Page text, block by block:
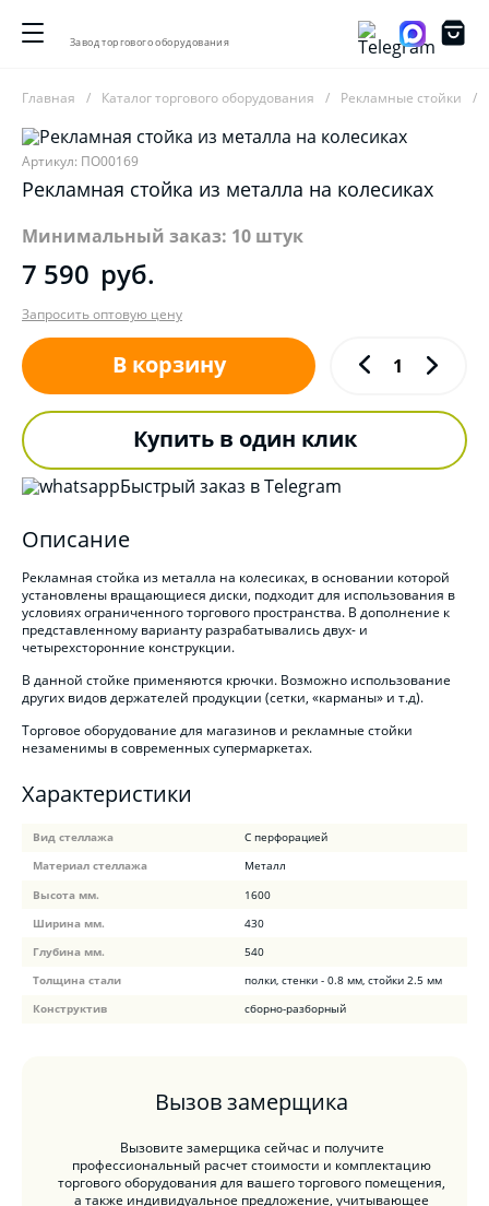
Завод торгового оборудования
Главная Каталог торгового оборудования Рекламные стойки
Артикул: ПО00169
Рекламная стойка из металла на колесиках
Минимальный заказ: 10 штук
7 590 руб.
Запросить оптовую цену
В корзину
Купить в один клик
Быстрый заказ в Telegram
Описание
Рекламная стойка из металла на колесиках, в основании которой
установлены вращающиеся диски, подходит для использования в
условиях ограниченного торгового пространства. В дополнение к
представленному варианту разрабатывались двух- и
четырехсторонние конструкции.
В данной стойке применяются крючки. Возможно использование
других видов держателей продукции (сетки, «карманы» и т.д).
Торговое оборудование для магазинов и рекламные стойки
незаменимы в современных супермаркетах.
Характеристики
Вид стеллажа
С перфорацией
Материал стеллажа
Металл
Высота мм.
1600
Ширина мм.
430
Глубина мм.
540
Толщина стали
полки, стенки - 0.8 мм, стойки 2.5 мм
Конструктив
сборно-разборный
Вызов замерщика
Вызовите замерщика сейчас и получите
профессиональный расчет стоимости и комплектацию
торгового оборудования для вашего торгового помещения,
а также индивидуальное предложение, учитывающее